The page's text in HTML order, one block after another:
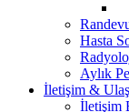
Hasta
Aylık
İletişim &
İletişim